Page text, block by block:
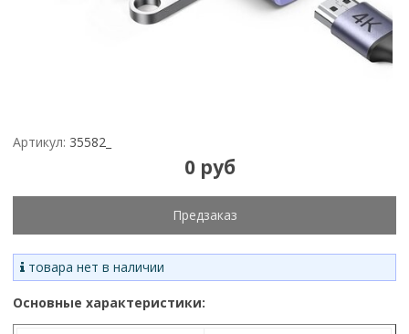
Артикул: 35582_
0 руб
Предзаказ
товара нет в наличии
Основные характеристики: